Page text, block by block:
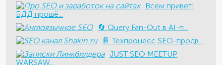
Всем привет!
БДД прошё...
🔄 Query Fan-Out в AI-п...
📔 Техпроцесс SEO-продв...
JUST SEO MEETUP
WARSAW...